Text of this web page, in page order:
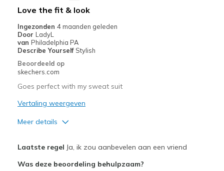
Love the fit & look
Ingezonden 4 maanden geleden
Door LadyL
van Philadelphia PA
Describe Yourself Stylish
Beoordeeld op
skechers.com
Goes perfect with my sweat suit
Vertaling weergeven
Meer details
Laatste regel Ja, ik zou aanbevelen aan een vriend
Was deze beoordeling behulpzaam?